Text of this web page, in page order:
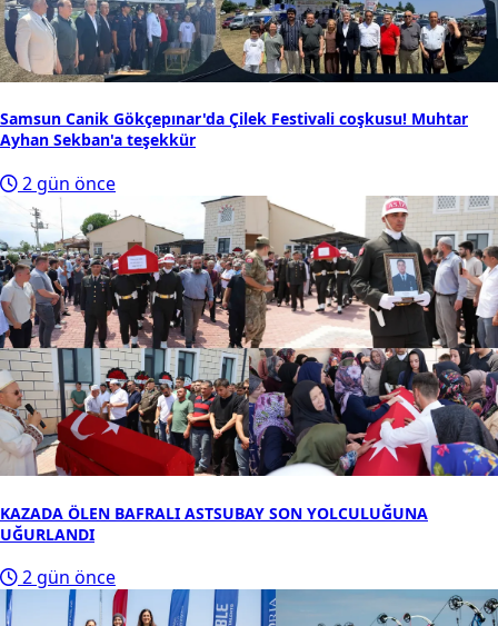
Samsun Canik Gökçepınar'da Çilek Festivali coşkusu! Muhtar
Ayhan Sekban'a teşekkür
2 gün önce
KAZADA ÖLEN BAFRALI ASTSUBAY SON YOLCULUĞUNA
UĞURLANDI
2 gün önce